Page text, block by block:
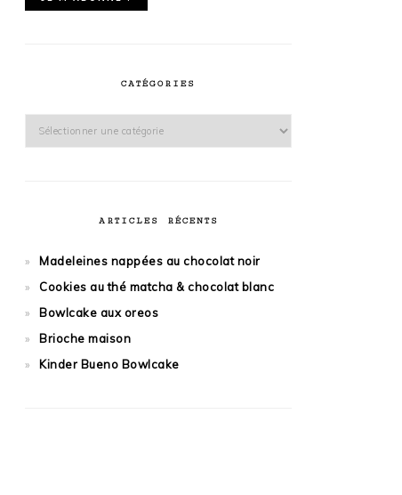
CATÉGORIES
Catégories
ARTICLES RÉCENTS
Madeleines nappées au chocolat noir
Cookies au thé matcha & chocolat blanc
Bowlcake aux oreos
Brioche maison
Kinder Bueno Bowlcake